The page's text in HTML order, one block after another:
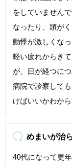
をしていません
なったり、頭が
動悸が激しくな
軽い疲れからき
が、日が経つに
病院で診察して
けばいいかわか
めまいが治
40代になって更